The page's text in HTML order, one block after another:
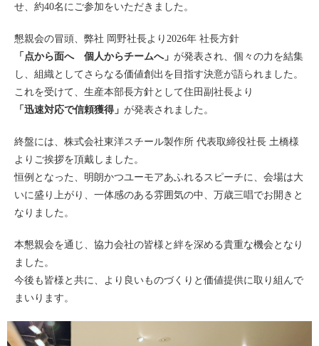
せ、約40名にご参加をいただきました。
懇親会の冒頭、弊社 岡野社長より2026年 社長方針
「点から面へ 個人からチームへ」 が発表され、個々の力を結集
し、組織としてさらなる価値創出を目指す決意が語られました。
これを受けて、生産本部長方針として住田副社長より
「迅速対応で信頼獲得」 が発表されました。
終盤には、株式会社東洋スチール製作所 代表取締役社長 土橋様
よりご挨拶を頂戴しました。
恒例となった、明朗かつユーモアあふれるスピーチに、会場は大
いに盛り上がり、一体感のある雰囲気の中、万歳三唱でお開きと
なりました。
本懇親会を通じ、協力会社の皆様と絆を深める貴重な機会となり
ました。
今後も皆様と共に、より良いものづくりと価値提供に取り組んで
まいります。